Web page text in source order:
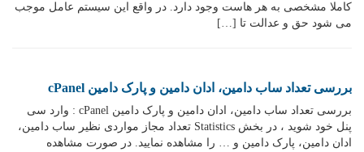
کاملا مشخصی به هر هاست وجود دارد. در واقع این سیستم عامل موجب
می شود حق و عدالت تا […]
بررسی تعداد ساب دامین، ادان دامین و پارک دامین cPanel
بررسی تعداد ساب دامین، ادان دامین و پارک دامین cPanel : وارد سی
پنل خود شوید ، در بخش Statistics تعداد مجاز مواردی نظیر ساب دامین،
ادان دامین، پارک دامین و … را مشاهده نمایید. در صورت مشاهده